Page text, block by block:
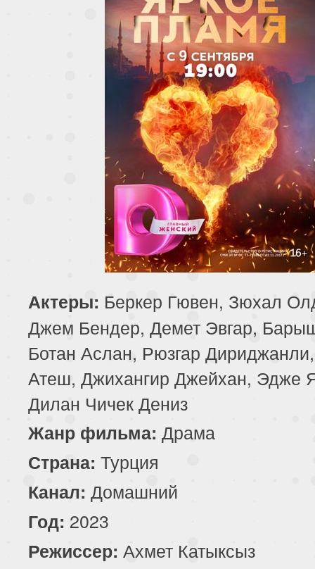
58 серия
59 серия
62 серия
63 серия
66 серия
67 серия
70 серия
71 серия
74 серия
75 серия
78 серия
79 серия
82 серия
83 серия
86 серия
87 серия
89 серия
90 серия
Актеры: Беркер Гювен, Зюхал
Джем Бендер, Демет Эвгар,
Ботан Аслан, Рюзгар
Атеш, Джихангир Джейхан, Эдже
Дилан Чичек Дениз
Жанр фильма: Драма
Страна: Турция
Канал: Домашний
Год: 2023
Режиссер: Ахмет Катыксыз